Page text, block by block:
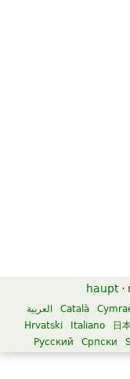
haupt ·
العربية Català
Hrvatski
Italiano 日
Русский
Српски